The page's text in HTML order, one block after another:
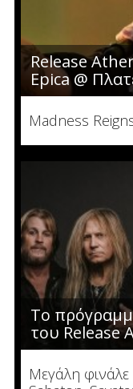
Release
Epica @
Madness
To
του Release
Μεγάλη